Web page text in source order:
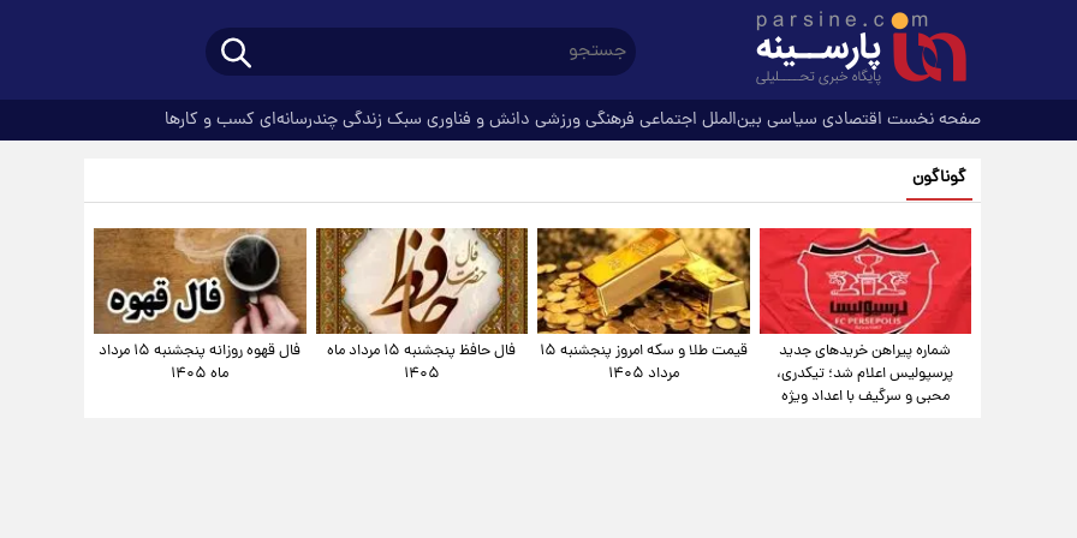
صفحه نخست اقتصادی سیاسی بین‌الملل اجتماعی فرهنگیورزشی دانش و فناوری سبک زندگیچندرسانه‌ای کسب و کارها
گوناگون
شماره پیراهن خریدهای جدید
پرسپولیس اعلام شد؛ تیکدری،
محبی و سرگیف با اعداد ویژه
قیمت طلا و سکه امروز پنجشنبه ۱۵
مرداد ۱۴۰۵
فال حافظ پنجشنبه ۱۵ مرداد ماه
۱۴۰۵
فال قهوه روزانه پنجشنبه ۱۵ مرداد
ماه ۱۴۰۵